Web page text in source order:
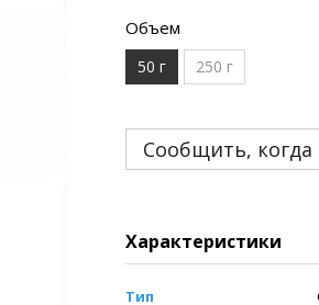
Объем
50 г 250 г
Сообщить, когда
Характеристики
Тип